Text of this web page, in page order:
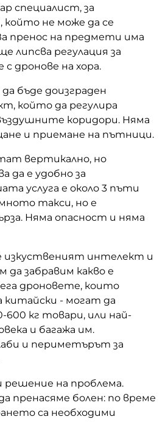
специалист, за
който не може да се
пренос на предмети има
липсва регулация за
дронове на хора.
бъде доизграден
който да регулира
коридори. Няма
и приемане на пътници.
вертикално, но
да е удобно за
услуга е около 3 пъти
такси, но е
Няма опасност и няма
изкуственият интелект и
да забравим какво е
дроновете, които
китайски - могат да
600 кг товари, или най-
и багажа им.
и периметърът за
решение на проблема.
пренасяме болен: по време
са необходими